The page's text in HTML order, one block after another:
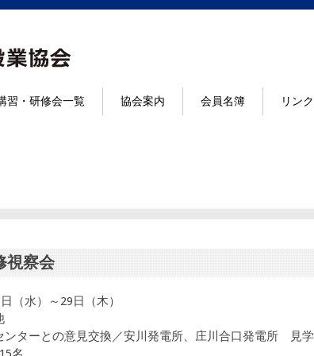
習・研修会一覧 協会案内 会員名簿 リンク
視察会
水）～29日（木）
ターとの意見交換／安川発電所、庄川合口発電所 見学